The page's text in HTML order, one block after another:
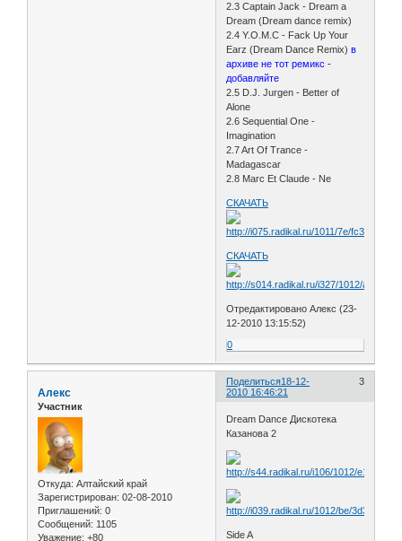
2.3 Captain Jack - Dream a
Dream (Dream dance remix)
2.4 Y.O.M.C - Fack Up Your
Earz (Dream Dance Remix)в
архиве не тот ремикс -
добавляйте
2.5 D.J. Jurgen - Better of
Alone
2.6 Sequential One -
Imagination
2.7 Art Of Trance -
Madagascar
2.8 Marc Et Claude - Ne
СКАЧАТЬ
СКАЧАТЬ
Отредактировано Алекс (23-
12-2010 13:15:52)
0
Поделиться 3
18-12-
2010 16:46:21
Алекс
Участник
Откуда: Алтайский край
Зарегистрирован: 02-08-2010
Приглашений: 0
Сообщений: 1105
Уважение: +80
Dream Dance Дискотека
Казанова 2
Side A